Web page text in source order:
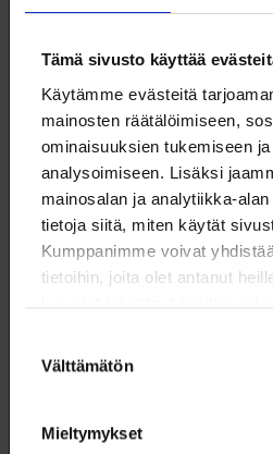
Tämä sivusto käyttää
Käytämme evästeitä
mainosten räätälöimiseen,
ominaisuuksien tukemiseen
analysoimiseen. Lisäksi
mainosalan ja analytiikka-
tietoja siitä, miten käytät
Kumppanimme voivat
tietoihin, joita olet antanut
valinta
Välttämätön
Mieltymykset
kuukausierä saattaa poiketa
Kysy tarvittaessa
omasta pankistasi.
Lue lisää:Näin maksat